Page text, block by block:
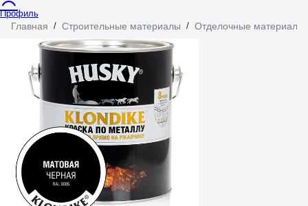
Профиль
Главная / Строительные материалы / Отделочные материалы